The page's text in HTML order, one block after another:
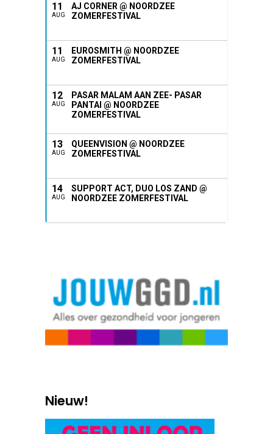
11
AUG
AJ CORNER @ NOORDZEE
ZOMERFESTIVAL
11
AUG
EUROSMITH @ NOORDZEE
ZOMERFESTIVAL
12
AUG
PASAR MALAM AAN ZEE- PASAR
PANTAI @ NOORDZEE
ZOMERFESTIVAL
13
AUG
QUEENVISION @ NOORDZEE
ZOMERFESTIVAL
14
AUG
SUPPORT ACT, DUO LOS ZAND @
NOORDZEE ZOMERFESTIVAL
Nieuw!